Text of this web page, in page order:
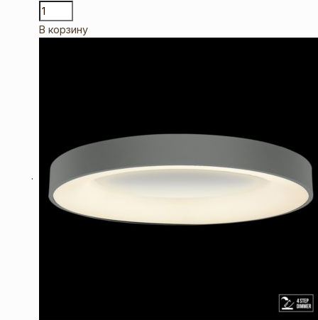
В корзину